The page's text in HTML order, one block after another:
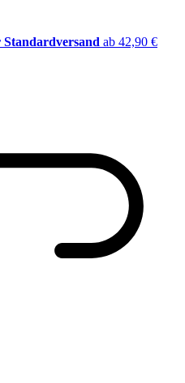
Standardversand ab 42,90 €